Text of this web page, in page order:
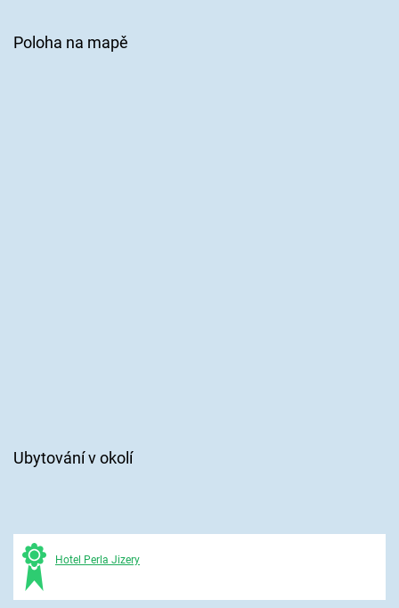
Poloha na mapě
Ubytování v okolí
Hotel Perla Jizery